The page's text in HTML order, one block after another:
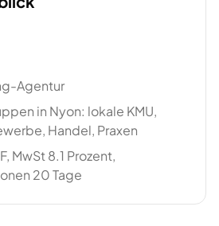
Agentur
in Nyon: lokale KMU,
Handel, Praxen
MwSt 8.1 Prozent,
20 Tage